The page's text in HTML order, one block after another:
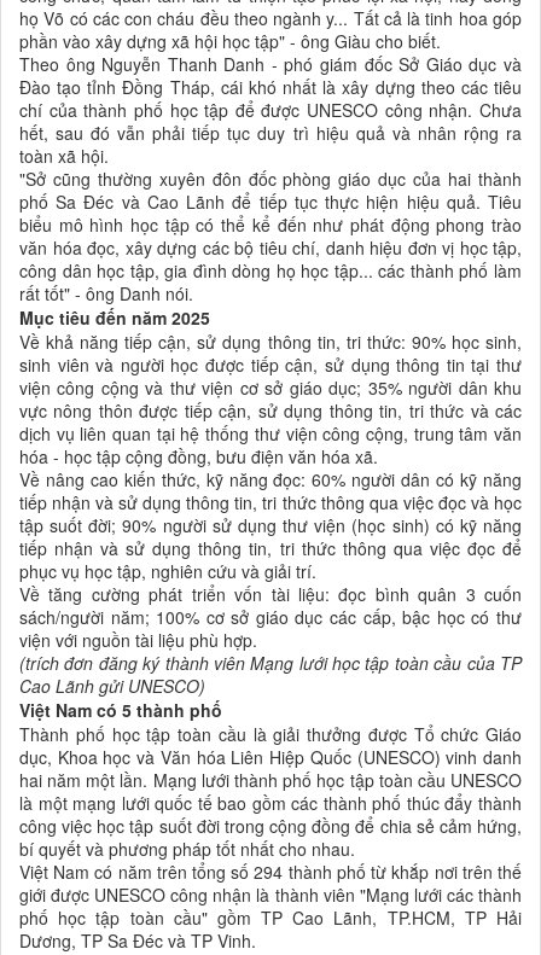
họ Võ có các con cháu đều theo ngành y... Tất cả là tinh hoa góp
phần vào xây dựng xã hội học tập" - ông Giàu cho biết.
Theo ông Nguyễn Thanh Danh - phó giám đốc Sở Giáo dục và
Đào tạo tỉnh Đồng Tháp, cái khó nhất là xây dựng theo các tiêu
chí của thành phố học tập để được UNESCO công nhận. Chưa
hết, sau đó vẫn phải tiếp tục duy trì hiệu quả và nhân rộng ra
toàn xã hội.
"Sở cũng thường xuyên đôn đốc phòng giáo dục của hai thành
phố Sa Đéc và Cao Lãnh để tiếp tục thực hiện hiệu quả. Tiêu
biểu mô hình học tập có thể kể đến như phát động phong trào
văn hóa đọc, xây dựng các bộ tiêu chí, danh hiệu đơn vị học tập,
công dân học tập, gia đình dòng họ học tập... các thành phố làm
rất tốt" - ông Danh nói.
Mục tiêu đến năm 2025
Về khả năng tiếp cận, sử dụng thông tin, tri thức: 90% học sinh,
sinh viên và người học được tiếp cận, sử dụng thông tin tại thư
viện công cộng và thư viện cơ sở giáo dục; 35% người dân khu
vực nông thôn được tiếp cận, sử dụng thông tin, tri thức và các
dịch vụ liên quan tại hệ thống thư viện công cộng, trung tâm văn
hóa - học tập cộng đồng, bưu điện văn hóa xã.
Về nâng cao kiến thức, kỹ năng đọc: 60% người dân có kỹ năng
tiếp nhận và sử dụng thông tin, tri thức thông qua việc đọc và học
tập suốt đời; 90% người sử dụng thư viện (học sinh) có kỹ năng
tiếp nhận và sử dụng thông tin, tri thức thông qua việc đọc để
phục vụ học tập, nghiên cứu và giải trí.
Về tăng cường phát triển vốn tài liệu: đọc bình quân 3 cuốn
sách/người năm; 100% cơ sở giáo dục các cấp, bậc học có thư
viện với nguồn tài liệu phù hợp.
(trích đơn đăng ký thành viên Mạng lưới học tập toàn cầu của TP
Cao Lãnh gửi UNESCO)
Việt Nam có 5 thành phố
Thành phố học tập toàn cầu là giải thưởng được Tổ chức Giáo
dục, Khoa học và Văn hóa Liên Hiệp Quốc (UNESCO) vinh danh
hai năm một lần. Mạng lưới thành phố học tập toàn cầu UNESCO
là một mạng lưới quốc tế bao gồm các thành phố thúc đẩy thành
công việc học tập suốt đời trong cộng đồng để chia sẻ cảm hứng,
bí quyết và phương pháp tốt nhất cho nhau.
Việt Nam có năm trên tổng số 294 thành phố từ khắp nơi trên thế
giới được UNESCO công nhận là thành viên "Mạng lưới các thành
phố học tập toàn cầu" gồm TP Cao Lãnh, TP.HCM, TP Hải
Dương, TP Sa Đéc và TP Vinh.